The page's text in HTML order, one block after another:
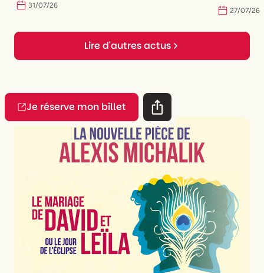
31/07/26
27/07/26
Lire d'autres actus
Je réserve mon billet